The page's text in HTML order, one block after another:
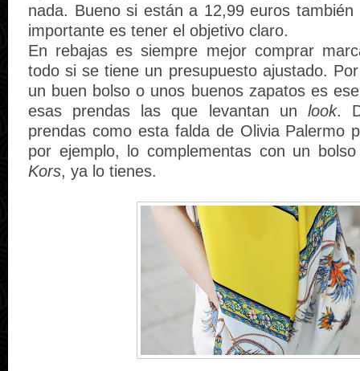
nada. Bueno si están a 12,99 euros
importante es tener el objetivo claro.
En rebajas es siempre mejor comprar
todo si se tiene un presupuesto ajustado.
un buen bolso o unos buenos zapatos es
esas prendas las que levantan un look.
prendas como esta falda de Olivia Palermo
por ejemplo, lo complementas con un
Kors, ya lo tienes.